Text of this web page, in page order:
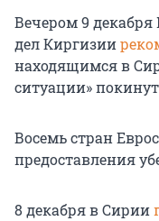
Вечером 9
дел Киргизии
находящимся в
ситуации»
Восемь стран
предоставления
8 декабря в Сирии